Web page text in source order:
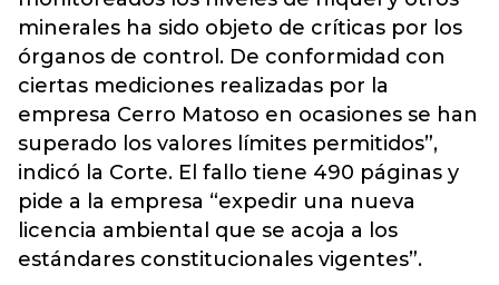
minerales ha sido objeto de críticas por los
órganos de control. De conformidad con
ciertas mediciones realizadas por la
empresa Cerro Matoso en ocasiones se han
superado los valores límites permitidos”,
indicó la Corte. El fallo tiene 490 páginas y
pide a la empresa “expedir una nueva
licencia ambiental que se acoja a los
estándares constitucionales vigentes”.